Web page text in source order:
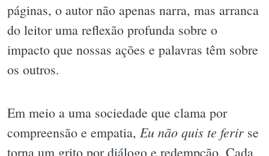
páginas, o autor não apenas narra, mas arranca
do leitor uma reflexão profunda sobre o
impacto que nossas ações e palavras têm sobre
os outros.
Em meio a uma sociedade que clama por
compreensão e empatia, Eu não quis te ferir se
torna um grito por diálogo e redempção. Cada